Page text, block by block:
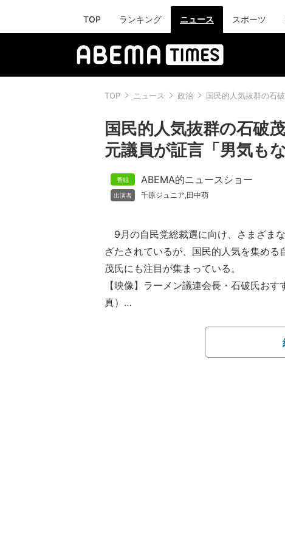
TOP ランキング ニュース スポーツ
TOP ニュース 政治 国民的人気抜群の石
国民的人気抜群の石破
元議員が証言「男気も
ABEMA的ニュースショー
千原ジュニア,田中萌
9月の自民党総裁選に向け、さまざま
ざたされているが、国民的人気を集める
茂氏にも注目が集まっている。
【映像】ラーメン議連会長・石破氏お
真）
者」の汚名を着せられ、総裁選に4回挑
だったが、皮肉にも裏金問題で地に落ち